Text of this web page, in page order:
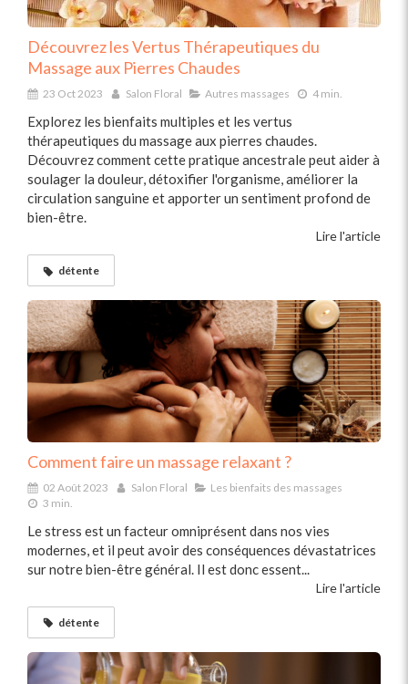
Découvrez les Vertus Thérapeutiques du
Massage aux Pierres Chaudes
23 Oct 2023 Salon Floral Autres massages 4 min.
Explorez les bienfaits multiples et les vertus
thérapeutiques du massage aux pierres chaudes.
Découvrez comment cette pratique ancestrale peut aider à
soulager la douleur, détoxifier l'organisme, améliorer la
circulation sanguine et apporter un sentiment profond de
bien-être.
Lire l'article
détente
Comment faire un massage relaxant ?
02 Août 2023 Salon Floral
Les bienfaits des massages
3 min.
Le stress est un facteur omniprésent dans nos vies
modernes, et il peut avoir des conséquences dévastatrices
sur notre bien-être général. Il est donc essent...
Lire l'article
détente